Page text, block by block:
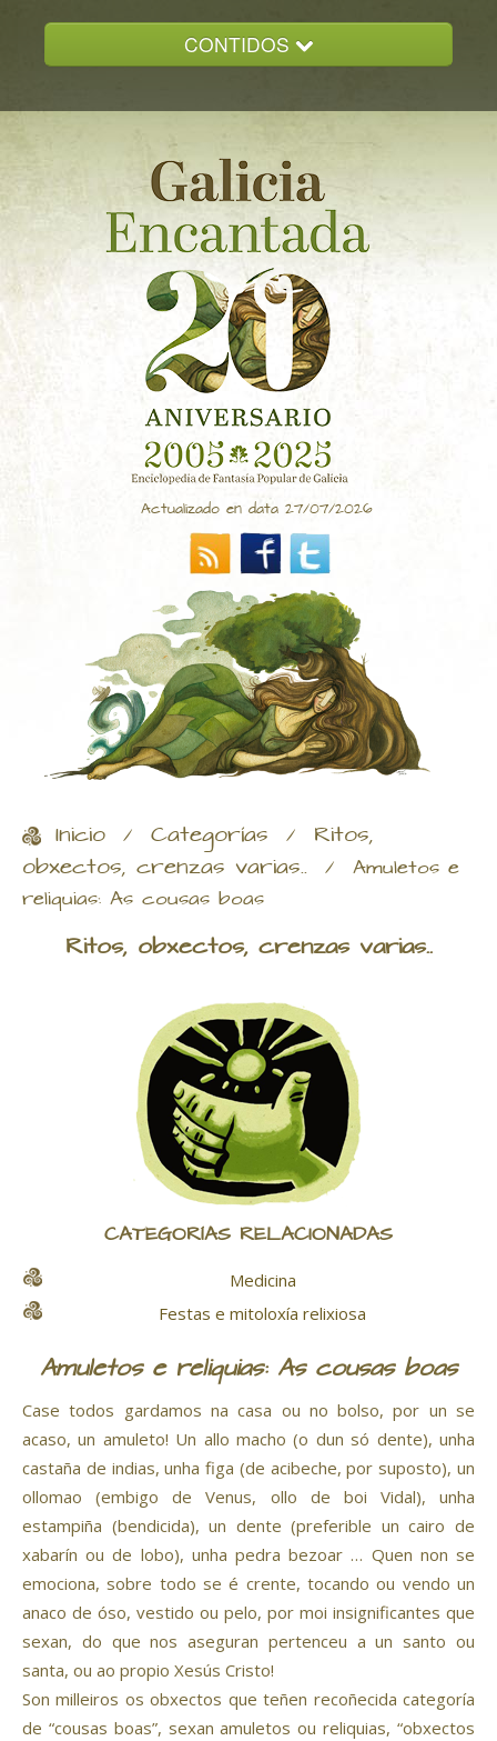
CONTIDOS
GALICIA ENCANTADA
DOCUMENTACION
NOVAS
CONTACTO
Actualizado en data 27/07/2026
Inicio / Categorías / Ritos,
obxectos, crenzas varias.. / Amuletos e
reliquias: As cousas boas
Ritos, obxectos, crenzas varias..
CATEGORÍAS RELACIONADAS
Medicina
Festas e mitoloxía relixiosa
Amuletos e reliquias: As cousas boas
Case todos gardamos na casa ou no bolso, por un se
acaso, un amuleto! Un allo macho (o dun só dente), unha
castaña de indias, unha figa (de acibeche, por suposto), un
ollomao (embigo de Venus, ollo de boi Vidal), unha
estampiña (bendicida), un dente (preferible un cairo de
xabarín ou de lobo), unha pedra bezoar … Quen non se
emociona, sobre todo se é crente, tocando ou vendo un
anaco de óso, vestido ou pelo, por moi insignificantes que
sexan, do que nos aseguran pertenceu a un santo ou
santa, ou ao propio Xesús Cristo!
Son milleiros os obxectos que teñen recoñecida categoría
de “cousas boas”, sexan amuletos ou reliquias, “obxectos